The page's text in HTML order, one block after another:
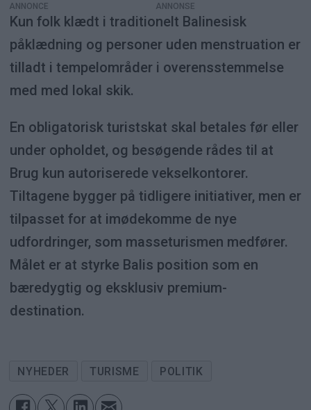
ANNONCE
Kun folk klædt i traditionelt Balinesisk
påklædning og personer uden menstruation er
tilladt i tempelområder i overensstemmelse
med med lokal skik.
En obligatorisk turistskat skal betales før eller
under opholdet, og besøgende rådes til at
Brug kun autoriserede vekselkontorer.
Tiltagene bygger på tidligere initiativer, men er
tilpasset for at imødekomme de nye
udfordringer, som masseturismen medfører.
Målet er at styrke Balis position som en
bæredygtig og eksklusiv premium-
destination.
NYHEDER TURISME POLITIK